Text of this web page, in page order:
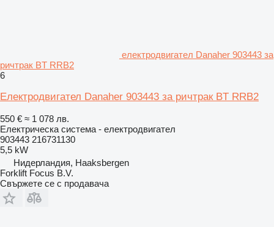
електродвигател Danaher 903443 за
ричтрак BT RRB2
6
Електродвигател Danaher 903443 за ричтрак BT RRB2
550 € ≈ 1 078 лв.
Електрическа система - електродвигател
903443 216731130
5,5 kW
Нидерландия, Haaksbergen
Forklift Focus B.V.
Свържете се с продавача